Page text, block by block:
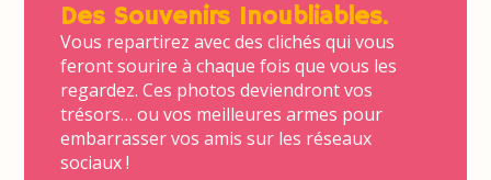
Des Souvenirs Inoubliables.
Vous repartirez avec des clichés qui vous
feront sourire à chaque fois que vous les
regardez. Ces photos deviendront vos
trésors… ou vos meilleures armes pour
embarrasser vos amis sur les réseaux
sociaux !